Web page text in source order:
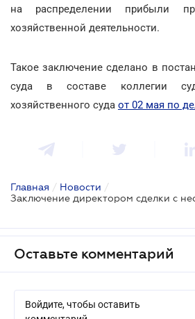
на распределении прибыли
хозяйственной деятельности.
Такое заключение сделано в
суда в составе коллегии
хозяйственного суда от 02 мая по
Главная / Новости /
Оставьте комментарий
Войдите, чтобы оставить